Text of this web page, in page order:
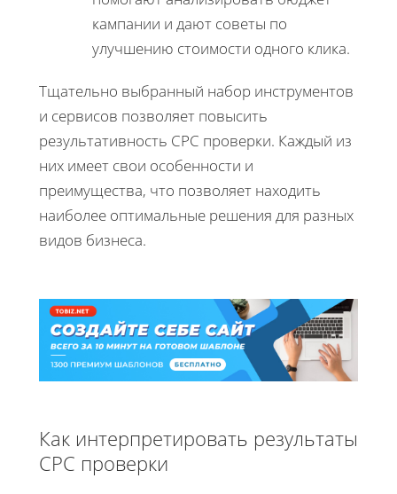
кампании и дают советы по
улучшению стоимости одного клика.
Тщательно выбранный набор инструментов
и сервисов позволяет повысить
результативность CPC проверки. Каждый из
них имеет свои особенности и
преимущества, что позволяет находить
наиболее оптимальные решения для разных
видов бизнеса.
Как интерпретировать результаты
CPC проверки